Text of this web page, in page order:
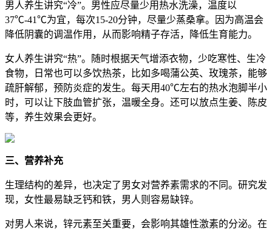
男人养生讲究“冷”。男性应尽量少用热水洗澡，温度以
37℃-41℃为宜，每次15-20分钟，尽量少蒸桑拿。因为高温会
降低阴囊的调温作用，从而影响精子存活，降低生育能力。
女人养生讲究“热”。随时根据天气增添衣物，少吃寒性、生冷
食物，日常也可以多饮热茶，比如多喝蒲公英、玫瑰茶，能够
疏肝解郁，预防炎症的发生。每天用40℃左右的热水泡脚半小
时，可以让下肢血管扩张，温暖全身。还可以放点生姜、陈皮
等，养生效果会更好。
三、营养补充
生理结构的差异，也决定了男女对营养素需求的不同。研究发
现，女性最易缺乏钙和铁，男人则容易缺锌。
对男人来说，锌元素至关重要，会影响其雄性激素的分泌。在